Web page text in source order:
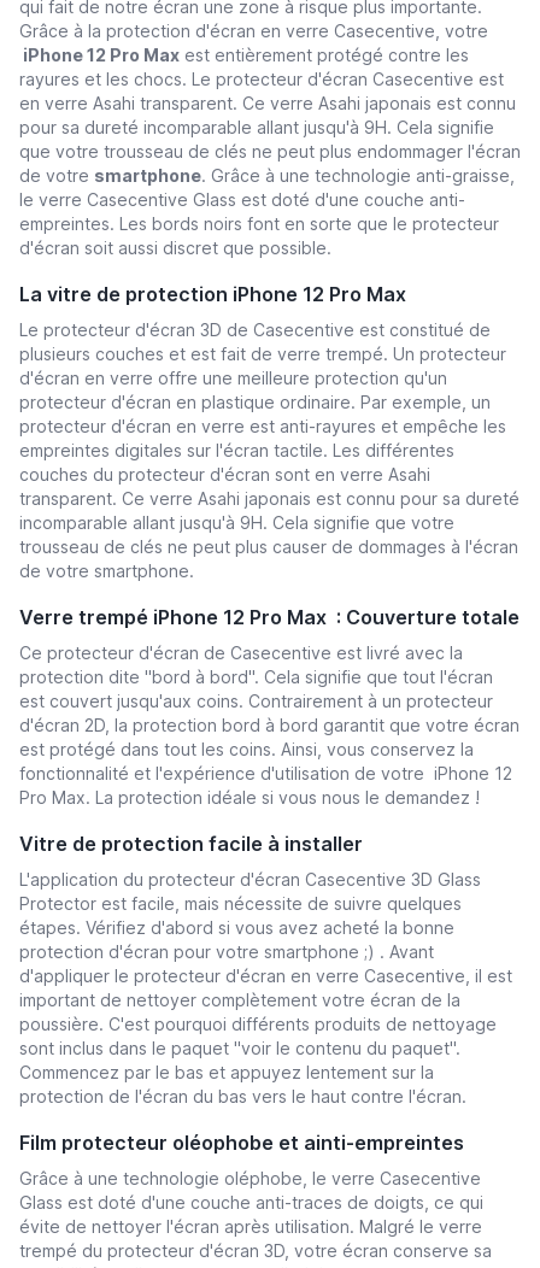
qui fait de notre écran une zone à risque plus importante.
Grâce à la protection d'écran en verre Casecentive, votre
iPhone 12 Pro Max est entièrement protégé contre les
rayures et les chocs. Le protecteur d'écran Casecentive est
en verre Asahi transparent. Ce verre Asahi japonais est connu
pour sa dureté incomparable allant jusqu'à 9H. Cela signifie
que votre trousseau de clés ne peut plus endommager l'écran
de votre smartphone. Grâce à une technologie anti-graisse,
le verre Casecentive Glass est doté d'une couche anti-
empreintes. Les bords noirs font en sorte que le protecteur
d'écran soit aussi discret que possible.
La vitre de protection iPhone 12 Pro Max
Le protecteur d'écran 3D de Casecentive est constitué de
plusieurs couches et est fait de verre trempé. Un protecteur
d'écran en verre offre une meilleure protection qu'un
protecteur d'écran en plastique ordinaire. Par exemple, un
protecteur d'écran en verre est anti-rayures et empêche les
empreintes digitales sur l'écran tactile. Les différentes
couches du protecteur d'écran sont en verre Asahi
transparent. Ce verre Asahi japonais est connu pour sa dureté
incomparable allant jusqu'à 9H. Cela signifie que votre
trousseau de clés ne peut plus causer de dommages à l'écran
de votre smartphone.
Verre trempé iPhone 12 Pro Max : Couverture totale
Ce protecteur d'écran de Casecentive est livré avec la
protection dite "bord à bord". Cela signifie que tout l'écran
est couvert jusqu'aux coins. Contrairement à un protecteur
d'écran 2D, la protection bord à bord garantit que votre écran
est protégé dans tout les coins. Ainsi, vous conservez la
fonctionnalité et l'expérience d'utilisation de votre iPhone 12
Pro Max. La protection idéale si vous nous le demandez !
Vitre de protection facile à installer
L'application du protecteur d'écran Casecentive 3D Glass
Protector est facile, mais nécessite de suivre quelques
étapes. Vérifiez d'abord si vous avez acheté la bonne
protection d'écran pour votre smartphone ;) . Avant
d'appliquer le protecteur d'écran en verre Casecentive, il est
important de nettoyer complètement votre écran de la
poussière. C'est pourquoi différents produits de nettoyage
sont inclus dans le paquet ''voir le contenu du paquet''.
Commencez par le bas et appuyez lentement sur la
protection de l'écran du bas vers le haut contre l'écran.
Film protecteur oléophobe et ainti-empreintes
Grâce à une technologie oléphobe, le verre Casecentive
Glass est doté d'une couche anti-traces de doigts, ce qui
évite de nettoyer l'écran après utilisation. Malgré le verre
trempé du protecteur d'écran 3D, votre écran conserve sa